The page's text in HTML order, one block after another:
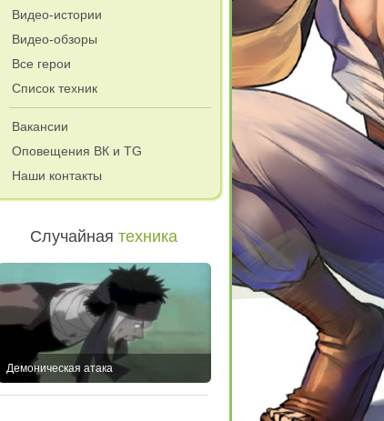
Видео-истории
Видео-обзоры
Все герои
Список техник
Вакансии
Оповещения ВК и TG
Наши контакты
Случайнаятехника
Демоническая атака